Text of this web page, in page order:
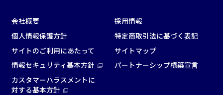
会社概要
採用情報
個人情報保護方針
特定商取引法に基づく表記
サイトのご利用にあたって
サイトマップ
情報セキュリティ基本方針
パートナーシップ構築宣言
カスタマーハラスメントに
対する基本方針